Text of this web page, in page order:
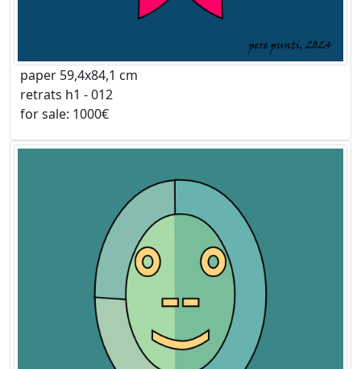
paper 59,4x84,1 cm
retrats h1 - 012
for sale: 1000€